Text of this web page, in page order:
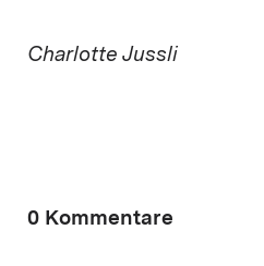
Charlotte Jussli
0 Kommentare